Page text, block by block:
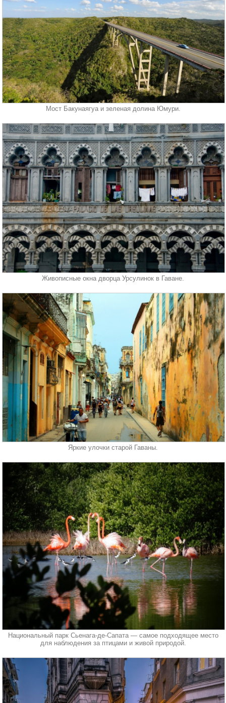
Мост Бакунаягуа и зеленая долина Юмури.
Живописные окна дворца Урсулинок в Гаване.
Яркие улочки старой Гаваны.
Национальный парк Сьенага-де-Сапата — самое подходящее место
для наблюдения за птицами и живой природой.